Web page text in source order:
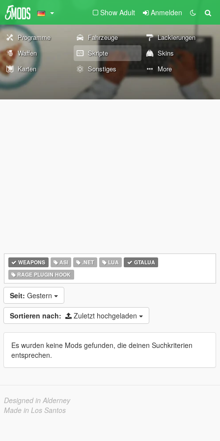
Show Adult Anmelden
Programme Fahrzeuge
Lackierungen
Waffen
Skripte
Skins
Karten
Sonstiges More
WEAPONS ASI .NET LUA
GTALUA
RAGE PLUGIN HOOK
Seit: Gestern
Sortieren nach: Zuletzt hochgeladen
Es wurden keine Mods gefunden, die deinen Suchkriterien
entsprechen.
Designed in Alderney
Made in Los Santos